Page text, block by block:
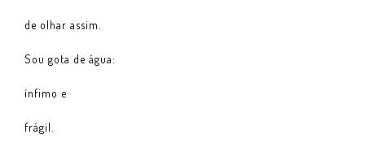
de olhar assim.
Sou gota de água:
ínfimo e
frágil.